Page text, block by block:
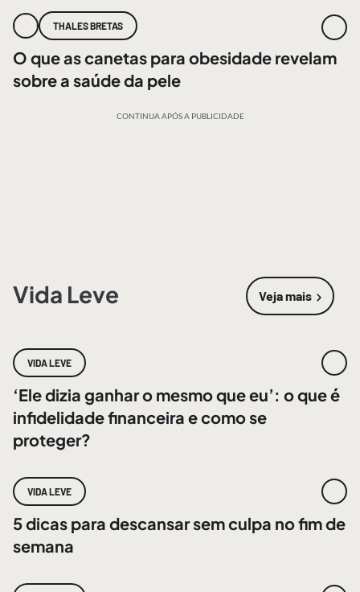
THALES BRETAS
O que as canetas para obesidade revelam
sobre a saúde da pele
CONTINUA APÓS A PUBLICIDADE
Vida Leve Veja mais
sobre Vida
VIDA LEVE
‘Ele dizia ganhar o mesmo que eu’: o que é
infidelidade financeira e como se
proteger?
VIDA LEVE
5 dicas para descansar sem culpa no fim de
semana